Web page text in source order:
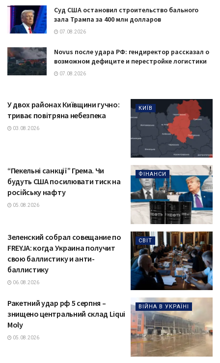
Суд США остановил строительство бального
зала Трампа за 400 млн долларов
07.08.2026
Novus после удара РФ: гендиректор рассказал о
возможном дефиците и перестройке логистики
07.08.2026
КИЇВ
У двох районах Київщини гучно:
триває повітряна небезпека
03.08.2026
ФІНАНСИ
“Пекельні санкції” Грема. Чи
будуть США посилювати тиск на
російську нафту
05.08.2026
СВІТ
Зеленский собрал совещание по
FREYJA: когда Украина получит
свою баллистику и анти-
баллистику
06.08.2026
ВІЙНА В УКРАЇНІ
Ракетний удар рф 5 серпня –
знищено центральний склад Liqui
Moly
05.08.2026